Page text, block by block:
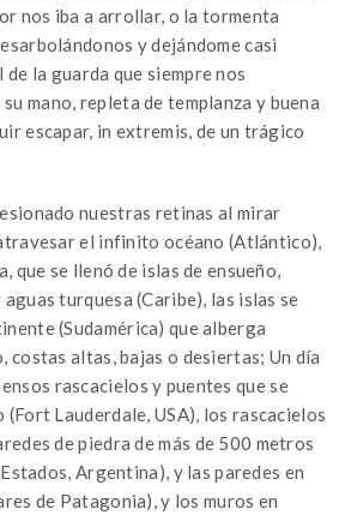
nos iba a arrollar, o la tormenta
y dejándome casi
la guarda que siempre nos
mano, repleta de templanza y buena
escapar, in extremis, de un trágico
nuestras retinas al mirar
el infinito océano (Atlántico),
que se llenó de islas de ensueño,
turquesa (Caribe), las islas se
(Sudamérica) que alberga
costas altas, bajas o desiertas; Un día
rascacielos y puentes que se
Lauderdale, USA), los rascacielos
de piedra de más de 500 metros
Argentina), y las paredes en
de Patagonia), y los muros en